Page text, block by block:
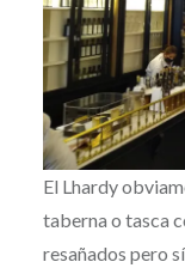
El Lhardy
taberna o tasca
resañados pero